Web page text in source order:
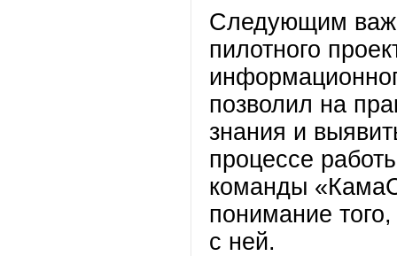
Следующим
пилотного
позволил на
знания и
процессе
команды
понимание
с ней.